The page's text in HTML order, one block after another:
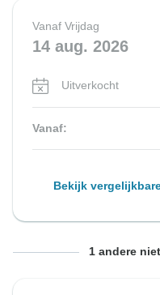
Vanaf Vrijdag
14 aug. 2026
Uitverkocht
Vanaf:
Bekijk
Vanaf Vrijdag 1 andere